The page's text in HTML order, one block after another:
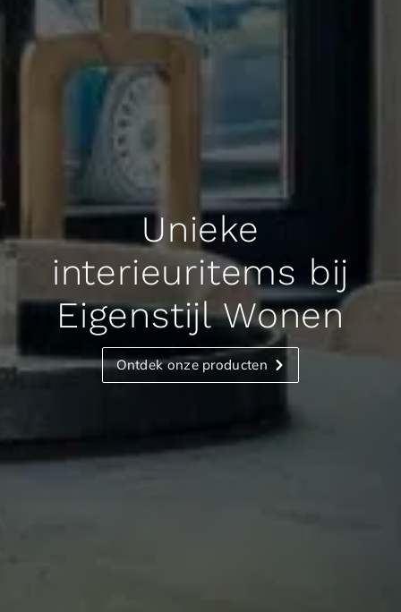
Unieke
interieuritems bij
Eigenstijl Wonen
Ontdek onze producten